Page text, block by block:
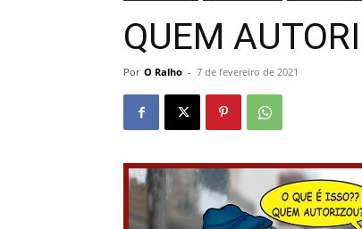
QUEM
Por O Ralho - 7 de fevereiro de 2021